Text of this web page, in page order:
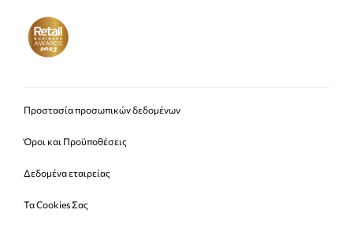
Προστασία προσωπικών δεδομένων
Όροι και Προϋποθέσεις
Δεδομένα εταιρείας
Τα Cookies Σας